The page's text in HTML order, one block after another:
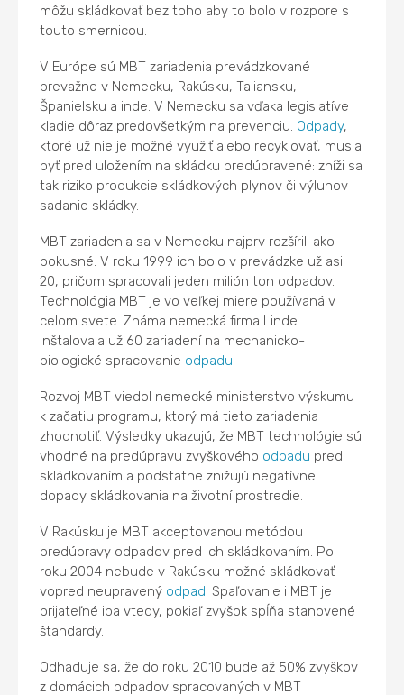
môžu skládkovať bez toho aby to bolo v rozpore s
touto smernicou.
V Európe sú MBT zariadenia prevádzkované
prevažne v Nemecku, Rakúsku, Taliansku,
Španielsku a inde. V Nemecku sa vďaka legislatíve
kladie dôraz predovšetkým na prevenciu. Odpady,
ktoré už nie je možné využiť alebo recyklovať, musia
byť pred uložením na skládku predúpravené: zníži sa
tak riziko produkcie skládkových plynov či výluhov i
sadanie skládky.
MBT zariadenia sa v Nemecku najprv rozšírili ako
pokusné. V roku 1999 ich bolo v prevádzke už asi
20, pričom spracovali jeden milión ton odpadov.
Technológia MBT je vo veľkej miere používaná v
celom svete. Známa nemecká firma Linde
inštalovala už 60 zariadení na mechanicko-
biologické spracovanie odpadu.
Rozvoj MBT viedol nemecké ministerstvo výskumu
k začatiu programu, ktorý má tieto zariadenia
zhodnotiť. Výsledky ukazujú, že MBT technológie sú
vhodné na predúpravu zvyškového odpadu pred
skládkovaním a podstatne znižujú negatívne
dopady skládkovania na životní prostredie.
V Rakúsku je MBT akceptovanou metódou
predúpravy odpadov pred ich skládkovaním. Po
roku 2004 nebude v Rakúsku možné skládkovať
vopred neupravený odpad. Spaľovanie i MBT je
prijateľné iba vtedy, pokiaľ zvyšok spĺňa stanovené
štandardy.
Odhaduje sa, že do roku 2010 bude až 50% zvyškov
z domácich odpadov spracovaných v MBT